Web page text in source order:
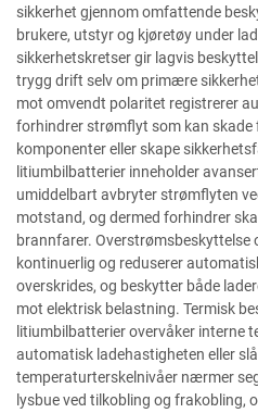
sikkerhet gjennom omfattende
brukere, utstyr og kjøretøy under
sikkerhetskretser gir lagvis
trygg drift selv om primære
mot omvendt polaritet registrerer
forhindrer strømflyt som kan skade
komponenter eller skape
litiumbilbatterier inneholder
umiddelbart avbryter strømflyten
motstand, og dermed forhindrer
brannfarer. Overstrømsbeskyttelse
kontinuerlig og reduserer
overskrides, og beskytter både
mot elektrisk belastning. Termisk
litiumbilbatterier overvåker interne
automatisk ladehastigheten eller
temperaturterskelnivåer nærmer
lysbue ved tilkobling og frakobling,